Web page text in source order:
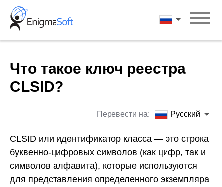
Skip
content
Русский
Что такое ключ реестра
CLSID?
Перевести на: Русский
CLSID или идентификатор класса — это строка
буквенно-цифровых символов (как цифр, так и
символов алфавита), которые используются
для представления определенного экземпляра